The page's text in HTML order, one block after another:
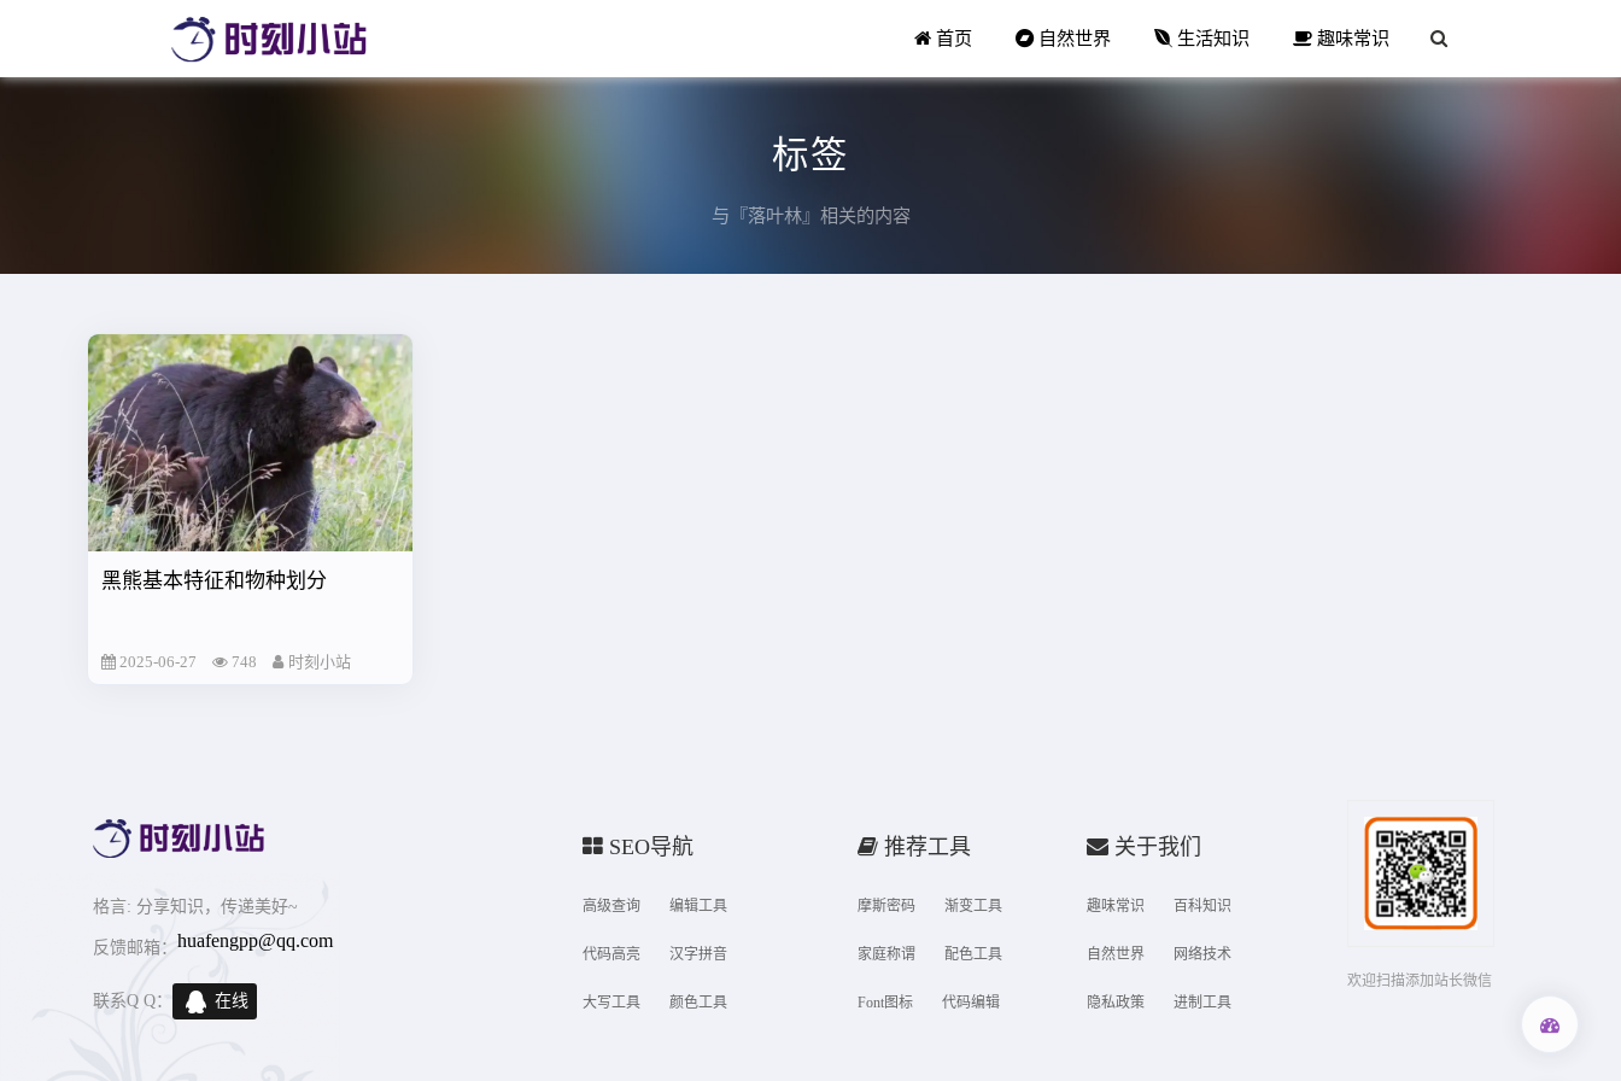
首页 自然世界 生活知识 趣味常识
标签
与『落叶林』相关的内容
黑熊基本特征和物种划分
2025-06-27 748 时刻小站
格言: 分享知识，传递美好~
反馈邮箱： huafengpp@qq.com
联系Q Q：
在线
SEO导航
高级查询 编辑工具
代码高亮 汉字拼音
大写工具 颜色工具
推荐工具
摩斯密码 渐变工具
家庭称谓 配色工具
Font图标 代码编辑
关于我们
趣味常识 百科知识
自然世界 网络技术
隐私政策 进制工具
欢迎扫描添加站长微信